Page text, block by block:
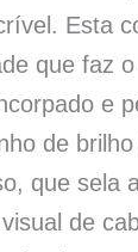
Esta
que faz
e
de
que sela
de